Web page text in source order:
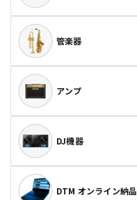
管楽器
アンプ
DJ機器
DTM オンライン納品